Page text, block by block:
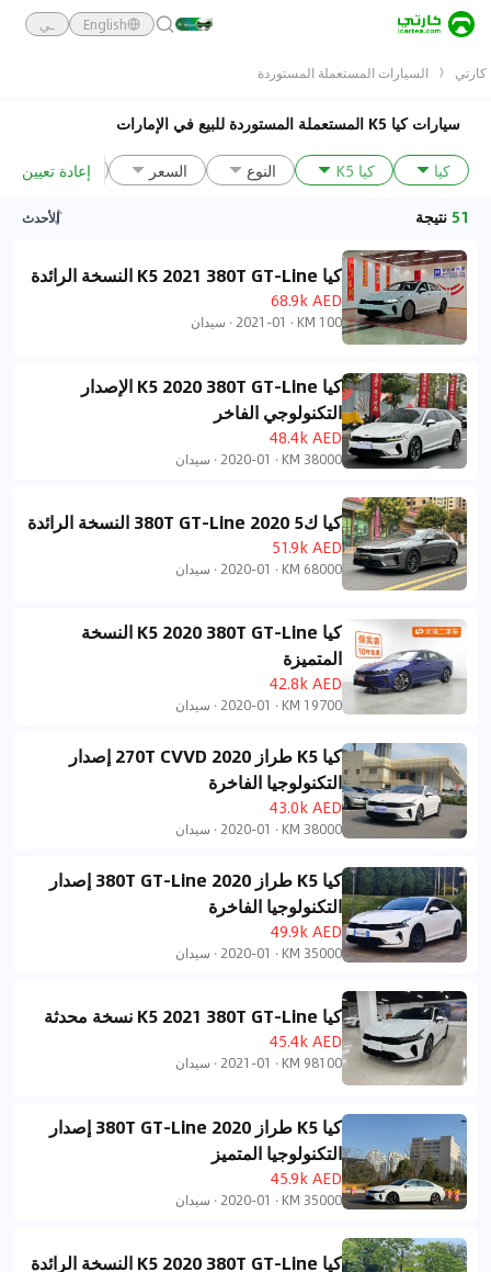
English ـي
كارتي السيارات المستعملة المستوردة
سيارات كيا K5 المستعملة المستوردة للبيع في الإمارات
كيا
كيا K5 النوع السعر المسافة
إعادة تعيين
51 نتيجة الأحدث
كيا K5 2021 380T GT-Line النسخة الرائدة
68.9k AED
100 KM
·
2021-01
· سيدان
كيا K5 2020 380T GT-Line الإصدار
التكنولوجي الفاخر
48.4k AED
38000 KM
·
2020-01
· سيدان
كيا ك5 2020 380T GT-Line النسخة الرائدة
51.9k AED
68000 KM
·
2020-01
· سيدان
كيا K5 2020 380T GT-Line النسخة
المتميزة
42.8k AED
19700 KM
·
2020-01
· سيدان
كيا K5 طراز 2020 270T CVVD إصدار
التكنولوجيا الفاخرة
43.0k AED
38000 KM
·
2020-01
· سيدان
كيا K5 طراز 2020 380T GT-Line إصدار
التكنولوجيا الفاخرة
49.9k AED
35000 KM
·
2020-01
· سيدان
كيا K5 2021 380T GT-Line نسخة محدثة
45.4k AED
98100 KM
·
2021-01
· سيدان
كيا K5 طراز 2020 380T GT-Line إصدار
التكنولوجيا المتميز
45.9k AED
35000 KM
·
2020-01
· سيدان
كيا K5 2020 380T GT-Line النسخة الرائدة